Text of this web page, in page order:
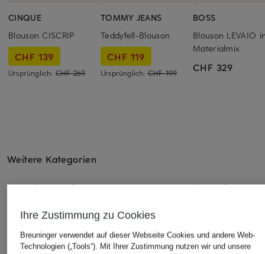
CINQUE
Blouson CISCRIP
CHF 139
Ursprünglich: CHF 269
TOMMY JEANS
Teddyfell-Blouson
CHF 119
Ursprünglich: CHF 199
BOSS
Blouson LEVAIO
Materialmix
CHF 329
Weitere Kategorien
Abendkleider für Damen
Abendkleider für Damen
im Sale
Adventskalender 2026
Kaschmir Pullover für
Lammfelljacken Herren
Lederjacken für Damen
Ihre Zustimmung zu Cookies
Breuninger verwendet auf dieser Webseite Cookies und andere Web-
Technologien („Tools“). Mit Ihrer Zustimmung nutzen wir und unsere